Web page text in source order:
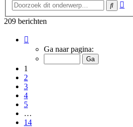
Zoek
209 berichten
van
Ga naar pagina:
1
2
3
4
5
…
14